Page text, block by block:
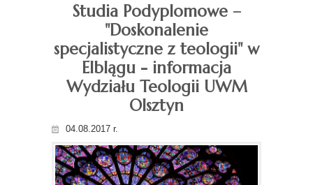
Studia Podyplomowe –
"Doskonalenie
specjalistyczne z teologii" w
Elblągu - informacja
Wydziału Teologii UWM
Olsztyn
04.08.2017 r.